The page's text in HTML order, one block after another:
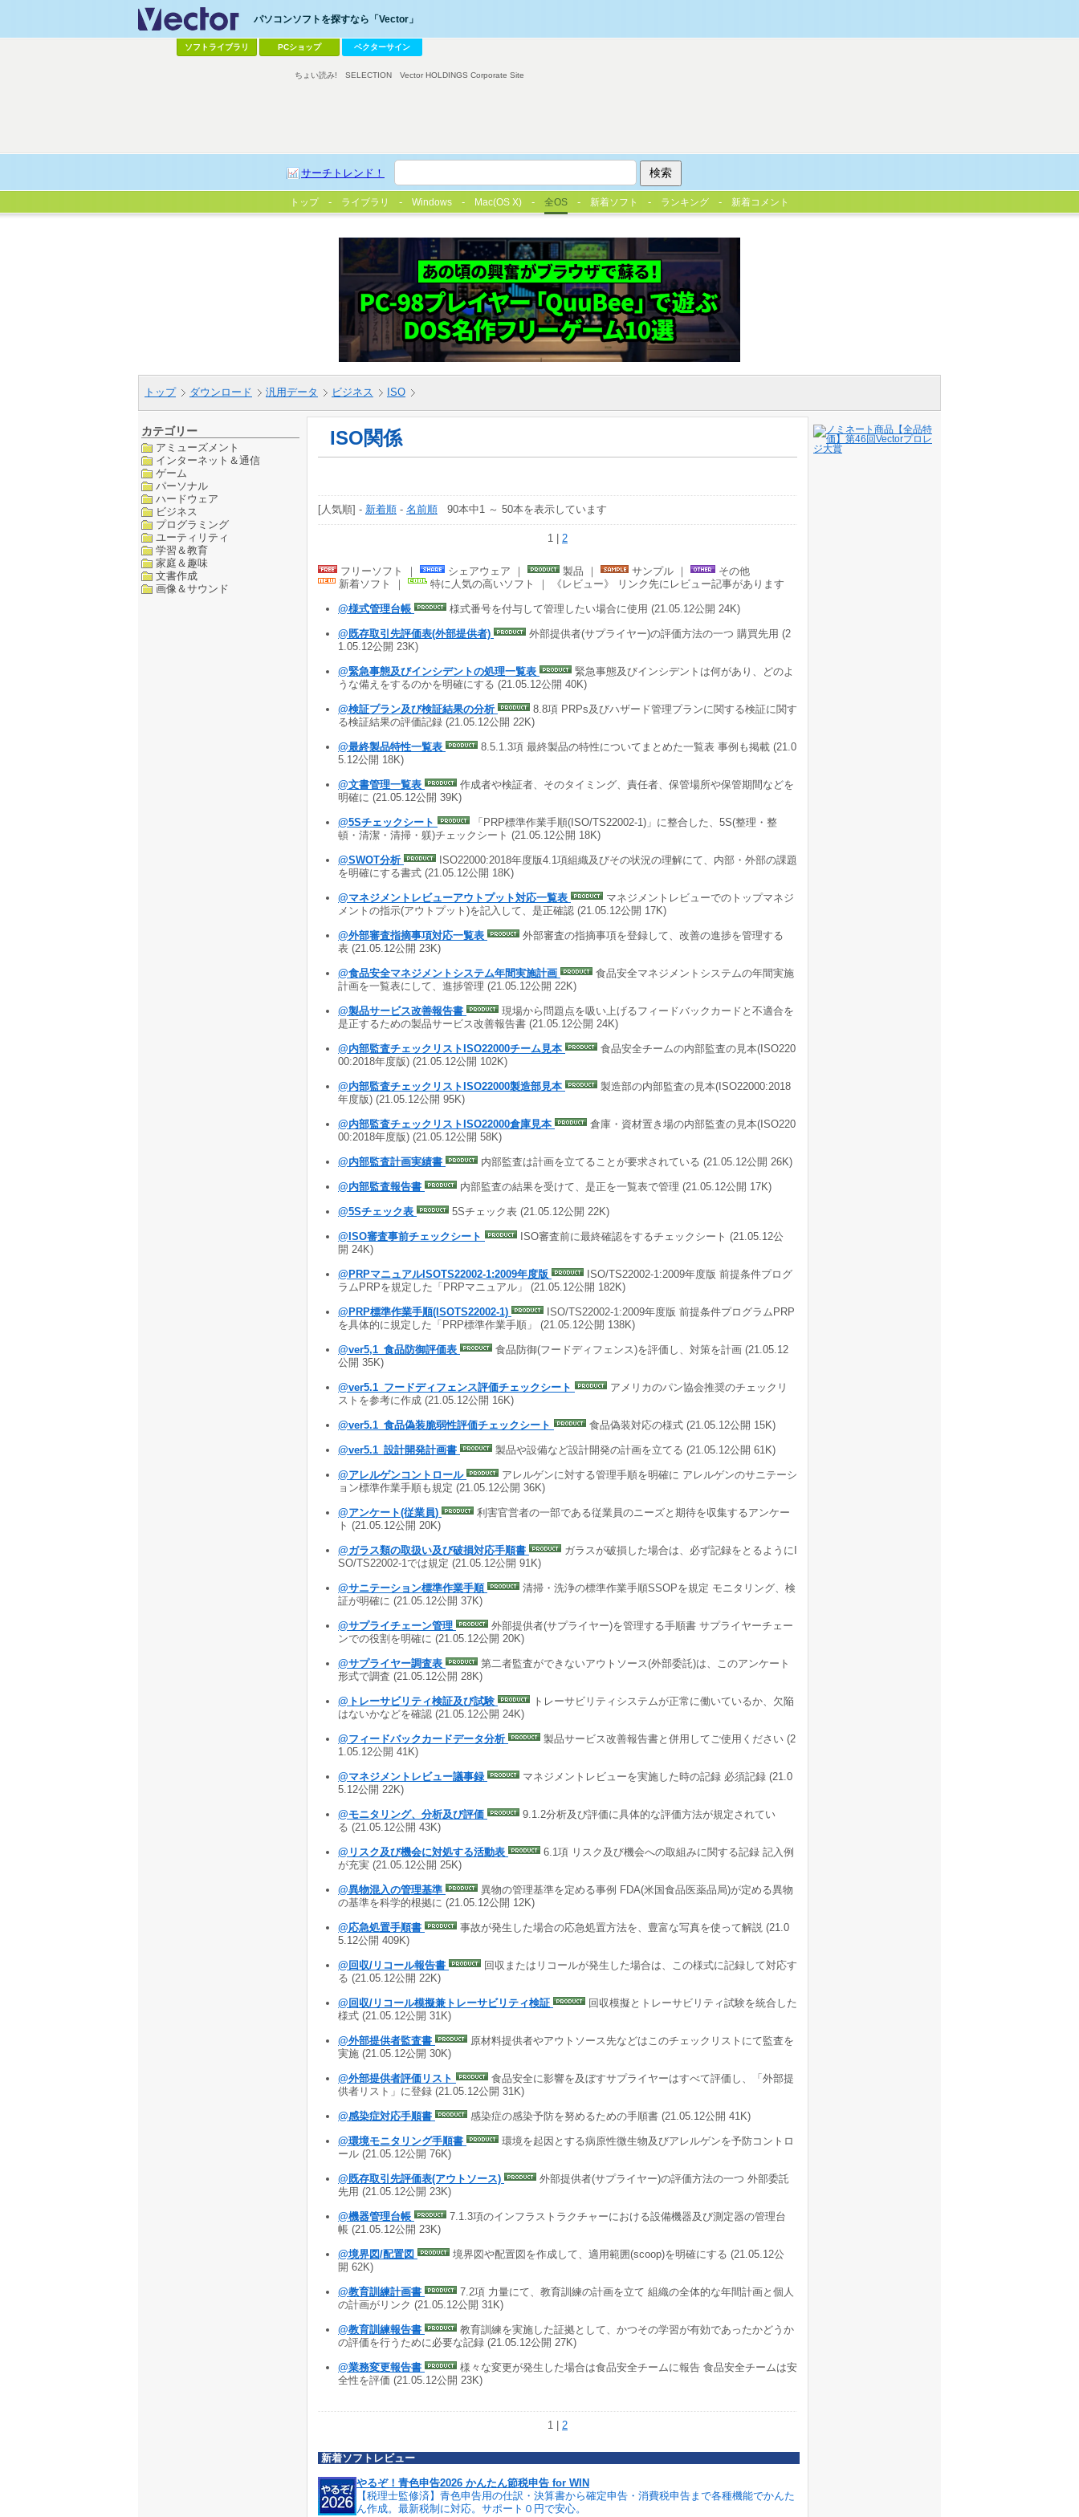
パソコンソフトを探すなら「Vector」
ソフトライブラリ PCショップ ベクターサイン
サーチトレンド！
ちょい読み! SELECTION Vector HOLDINGS Corporate Site
トップ ライブラリ Windows Mac(OS X) 全OS 新着ソフト ランキング 新着コメント
トップ ダウンロード 汎用データ ビジネス ISO
カテゴリー
アミューズメント
インターネット＆通信
ゲーム
パーソナル
ハードウェア
ビジネス
プログラミング
ユーティリティ
学習＆教育
家庭＆趣味
文書作成
画像＆サウンド
ISO関係
[人気順] - 新着順 - 名前順 90本中1 ～ 50本を表示しています
1 | 2
フリーソフト ｜ シェアウェア ｜ 製品 ｜ サンプル ｜
その他
新着ソフト ｜
特に人気の高いソフト ｜ 《レビュー》 リンク先にレビュー記事があります
@様式管理台帳 様式番号を付与して管理したい場合に使用 (21.05.12公開 24K)
@既存取引先評価表(外部提供者)
外部提供者(サプライヤー)の評価方法の一つ 購買先用 (2
1.05.12公開 23K)
@緊急事態及びインシデントの処理一覧表
緊急事態及びインシデントは何があり、どのよ
うな備えをするのかを明確にする (21.05.12公開 40K)
@検証プラン及び検証結果の分析
8.8項 PRPs及びハザード管理プランに関する検証に関す
る検証結果の評価記録 (21.05.12公開 22K)
@最終製品特性一覧表
8.5.1.3項 最終製品の特性についてまとめた一覧表 事例も掲載 (21.0
5.12公開 18K)
@文書管理一覧表
作成者や検証者、そのタイミング、責任者、保管場所や保管期間などを
明確に (21.05.12公開 39K)
@5Sチェックシート
「PRP標準作業手順(ISO/TS22002-1)」に整合した、5S(整理・整
頓・清潔・清掃・躾)チェックシート (21.05.12公開 18K)
@SWOT分析
ISO22000:2018年度版4.1項組織及びその状況の理解にて、内部・外部の課題
を明確にする書式 (21.05.12公開 18K)
@マネジメントレビューアウトプット対応一覧表
マネジメントレビューでのトップマネジ
メントの指示(アウトプット)を記入して、是正確認 (21.05.12公開 17K)
@外部審査指摘事項対応一覧表
外部審査の指摘事項を登録して、改善の進捗を管理する
表 (21.05.12公開 23K)
@食品安全マネジメントシステム年間実施計画
食品安全マネジメントシステムの年間実施
計画を一覧表にして、進捗管理 (21.05.12公開 22K)
@製品サービス改善報告書
現場から問題点を吸い上げるフィードバックカードと不適合を
是正するための製品サービス改善報告書 (21.05.12公開 24K)
@内部監査チェックリストISO22000チーム見本
食品安全チームの内部監査の見本(ISO220
00:2018年度版) (21.05.12公開 102K)
@内部監査チェックリストISO22000製造部見本
製造部の内部監査の見本(ISO22000:2018
年度版) (21.05.12公開 95K)
@内部監査チェックリストISO22000倉庫見本
倉庫・資材置き場の内部監査の見本(ISO220
00:2018年度版) (21.05.12公開 58K)
@内部監査計画実績書 内部監査は計画を立てることが要求されている (21.05.12公開 26K)
@内部監査報告書 内部監査の結果を受けて、是正を一覧表で管理 (21.05.12公開 17K)
@5Sチェック表 5Sチェック表 (21.05.12公開 22K)
@ISO審査事前チェックシート
ISO審査前に最終確認をするチェックシート (21.05.12公
開 24K)
@PRPマニュアルISOTS22002-1:2009年度版
ISO/TS22002-1:2009年度版 前提条件プログ
ラムPRPを規定した「PRPマニュアル」 (21.05.12公開 182K)
@PRP標準作業手順(ISOTS22002-1)
ISO/TS22002-1:2009年度版 前提条件プログラムPRP
を具体的に規定した「PRP標準作業手順」 (21.05.12公開 138K)
@ver5,1_食品防御評価表
食品防御(フードディフェンス)を評価し、対策を計画 (21.05.12
公開 35K)
@ver5.1_フードディフェンス評価チェックシート
アメリカのパン協会推奨のチェックリ
ストを参考に作成 (21.05.12公開 16K)
@ver5.1_食品偽装脆弱性評価チェックシート 食品偽装対応の様式 (21.05.12公開 15K)
@ver5.1_設計開発計画書 製品や設備など設計開発の計画を立てる (21.05.12公開 61K)
@アレルゲンコントロール
アレルゲンに対する管理手順を明確に アレルゲンのサニテーシ
ョン標準作業手順も規定 (21.05.12公開 36K)
@アンケート(従業員)
利害官営者の一部である従業員のニーズと期待を収集するアンケー
ト (21.05.12公開 20K)
@ガラス類の取扱い及び破損対応手順書
ガラスが破損した場合は、必ず記録をとるようにI
SO/TS22002-1では規定 (21.05.12公開 91K)
@サニテーション標準作業手順
清掃・洗浄の標準作業手順SSOPを規定 モニタリング、検
証が明確に (21.05.12公開 37K)
@サプライチェーン管理
外部提供者(サプライヤー)を管理する手順書 サプライヤーチェー
ンでの役割を明確に (21.05.12公開 20K)
@サプライヤー調査表
第二者監査ができないアウトソース(外部委託)は、このアンケート
形式で調査 (21.05.12公開 28K)
@トレーサビリティ検証及び試験
トレーサビリティシステムが正常に働いているか、欠陥
はないかなどを確認 (21.05.12公開 24K)
@フィードバックカードデータ分析
製品サービス改善報告書と併用してご使用ください (2
1.05.12公開 41K)
@マネジメントレビュー議事録
マネジメントレビューを実施した時の記録 必須記録 (21.0
5.12公開 22K)
@モニタリング、分析及び評価
9.1.2分析及び評価に具体的な評価方法が規定されてい
る (21.05.12公開 43K)
@リスク及び機会に対処する活動表
6.1項 リスク及び機会への取組みに関する記録 記入例
が充実 (21.05.12公開 25K)
@異物混入の管理基準
異物の管理基準を定める事例 FDA(米国食品医薬品局)が定める異物
の基準を科学的根拠に (21.05.12公開 12K)
@応急処置手順書
事故が発生した場合の応急処置方法を、豊富な写真を使って解説 (21.0
5.12公開 409K)
@回収/リコール報告書
回収またはリコールが発生した場合は、この様式に記録して対応す
る (21.05.12公開 22K)
@回収/リコール模擬兼トレーサビリティ検証
回収模擬とトレーサビリティ試験を統合した
様式 (21.05.12公開 31K)
@外部提供者監査書
原材料提供者やアウトソース先などはこのチェックリストにて監査を
実施 (21.05.12公開 30K)
@外部提供者評価リスト
食品安全に影響を及ぼすサプライヤーはすべて評価し、「外部提
供者リスト」に登録 (21.05.12公開 31K)
@感染症対応手順書 感染症の感染予防を努めるための手順書 (21.05.12公開 41K)
@環境モニタリング手順書
環境を起因とする病原性微生物及びアレルゲンを予防コントロ
ール (21.05.12公開 76K)
@既存取引先評価表(アウトソース)
外部提供者(サプライヤー)の評価方法の一つ 外部委託
先用 (21.05.12公開 23K)
@機器管理台帳
7.1.3項のインフラストラクチャーにおける設備機器及び測定器の管理台
帳 (21.05.12公開 23K)
@境界図/配置図
境界図や配置図を作成して、適用範囲(scoop)を明確にする (21.05.12公
開 62K)
@教育訓練計画書
7.2項 力量にて、教育訓練の計画を立て 組織の全体的な年間計画と個人
の計画がリンク (21.05.12公開 31K)
@教育訓練報告書
教育訓練を実施した証拠として、かつその学習が有効であったかどうか
の評価を行うために必要な記録 (21.05.12公開 27K)
@業務変更報告書
様々な変更が発生した場合は食品安全チームに報告 食品安全チームは安
全性を評価 (21.05.12公開 23K)
1 | 2
新着ソフトレビュー
やるぞ！青色申告2026 かんたん節税申告 for WIN
【税理士監修済】青色申告用の仕訳・決算書から確定申告・消費税申告まで各種機能でかんた
ん作成。最新税制に対応。サポート０円で安心。